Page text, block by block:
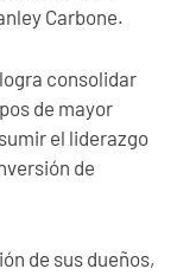
Carbone.
logra consolidar
de mayor
el liderazgo
de
de sus dueños,